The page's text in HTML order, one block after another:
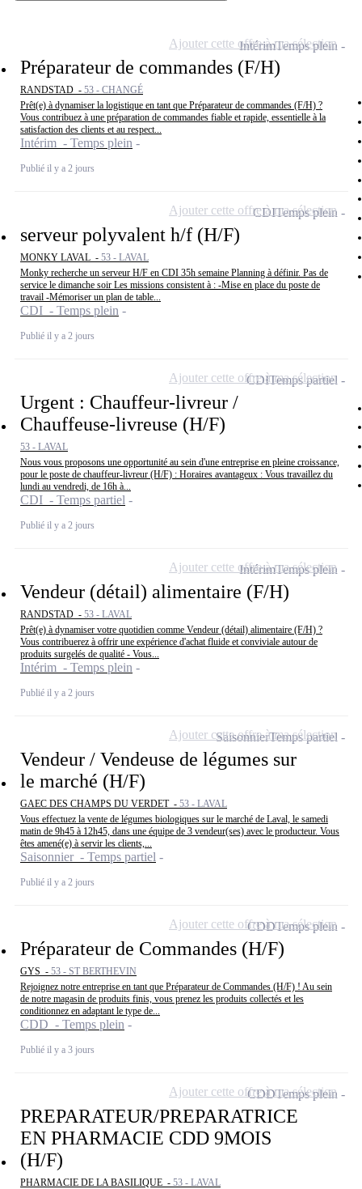
Préparateur de commandes (F/H)
RANDSTAD - 53 - CHANGÉ
Prêt(e) à dynamiser la logistique en tant que Préparateur de commandes (F/H) ?
Vous contribuez à une préparation de commandes fiable et rapide, essentielle à la
satisfaction des clients et au respect...
Intérim - Temps plein
Publié il y a 2 jours
IntérimTemps plein
Ajouter cette offre à ma sélection
serveur polyvalent h/f (H/F)
MONKY LAVAL - 53 - LAVAL
Monky recherche un serveur H/F en CDI 35h semaine Planning à définir. Pas de
service le dimanche soir Les missions consistent à : -Mise en place du poste de
travail -Mémoriser un plan de table...
CDI - Temps plein
Publié il y a 2 jours
CDITemps plein
Ajouter cette offre à ma sélection
Urgent : Chauffeur-livreur /
Chauffeuse-livreuse (H/F)
53 - LAVAL
Nous vous proposons une opportunité au sein d'une entreprise en pleine croissance,
pour le poste de chauffeur-livreur (H/F) : Horaires avantageux : Vous travaillez du
lundi au vendredi, de 16h à...
CDI - Temps partiel
Publié il y a 2 jours
CDITemps partiel
Ajouter cette offre à ma sélection
Vendeur (détail) alimentaire (F/H)
RANDSTAD - 53 - LAVAL
Prêt(e) à dynamiser votre quotidien comme Vendeur (détail) alimentaire (F/H) ?
Vous contribuerez à offrir une expérience d'achat fluide et conviviale autour de
produits surgelés de qualité - Vous...
Intérim - Temps plein
Publié il y a 2 jours
IntérimTemps plein
Ajouter cette offre à ma sélection
Vendeur / Vendeuse de légumes sur
le marché (H/F)
GAEC DES CHAMPS DU VERDET - 53 - LAVAL
Vous effectuez la vente de légumes biologiques sur le marché de Laval, le samedi
matin de 9h45 à 12h45, dans une équipe de 3 vendeur(ses) avec le producteur. Vous
êtes amené(e) à servir les clients,...
Saisonnier - Temps partiel
Publié il y a 2 jours
SaisonnierTemps partiel
Ajouter cette offre à ma sélection
Préparateur de Commandes (H/F)
GYS - 53 - ST BERTHEVIN
Rejoignez notre entreprise en tant que Préparateur de Commandes (H/F) ! Au sein
de notre magasin de produits finis, vous prenez les produits collectés et les
conditionnez en adaptant le type de...
CDD - Temps plein
Publié il y a 3 jours
CDDTemps plein
Ajouter cette offre à ma sélection
PREPARATEUR/PREPARATRICE
EN PHARMACIE CDD 9MOIS
(H/F)
PHARMACIE DE LA BASILIQUE - 53 - LAVAL
CDDTemps plein
Ajouter cette offre à ma sélection